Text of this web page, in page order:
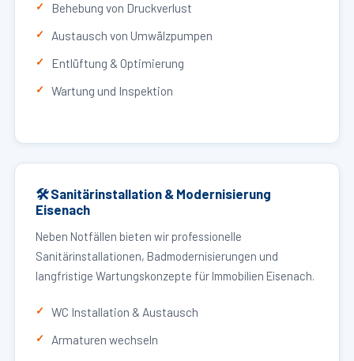
Behebung von Druckverlust
Austausch von Umwälzpumpen
Entlüftung & Optimierung
Wartung und Inspektion
🛠 Sanitärinstallation & Modernisierung
Eisenach
Neben Notfällen bieten wir professionelle
Sanitärinstallationen, Badmodernisierungen und
langfristige Wartungskonzepte für Immobilien Eisenach.
WC Installation & Austausch
Armaturen wechseln